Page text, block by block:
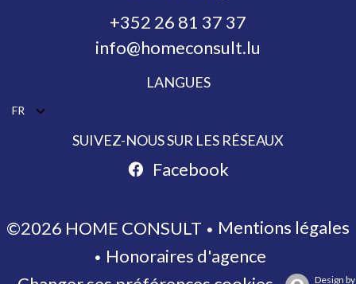
+352 26 81 37 37
info@homeconsult.lu
LANGUES
FR
SUIVEZ-NOUS SUR LES RÉSEAUX
Facebook
©2026 HOME CONSULT
Mentions légales
Honoraires d'agence
Design by